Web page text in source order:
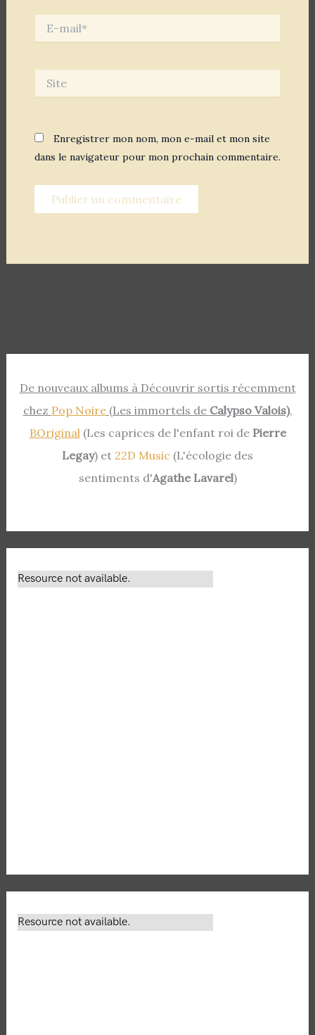
mail*
Enregistrer mon nom, mon e-mail et mon site
dans le navigateur pour mon prochain commentaire.
De nouveaux albums à Découvrir sortis récemment
chez Pop Noire(Les immortels de Calypso Valois),
BOriginal (Les caprices de l'enfant roi de Pierre
Legay) et 22D Music (L'écologie des
sentiments d'Agathe Lavarel)